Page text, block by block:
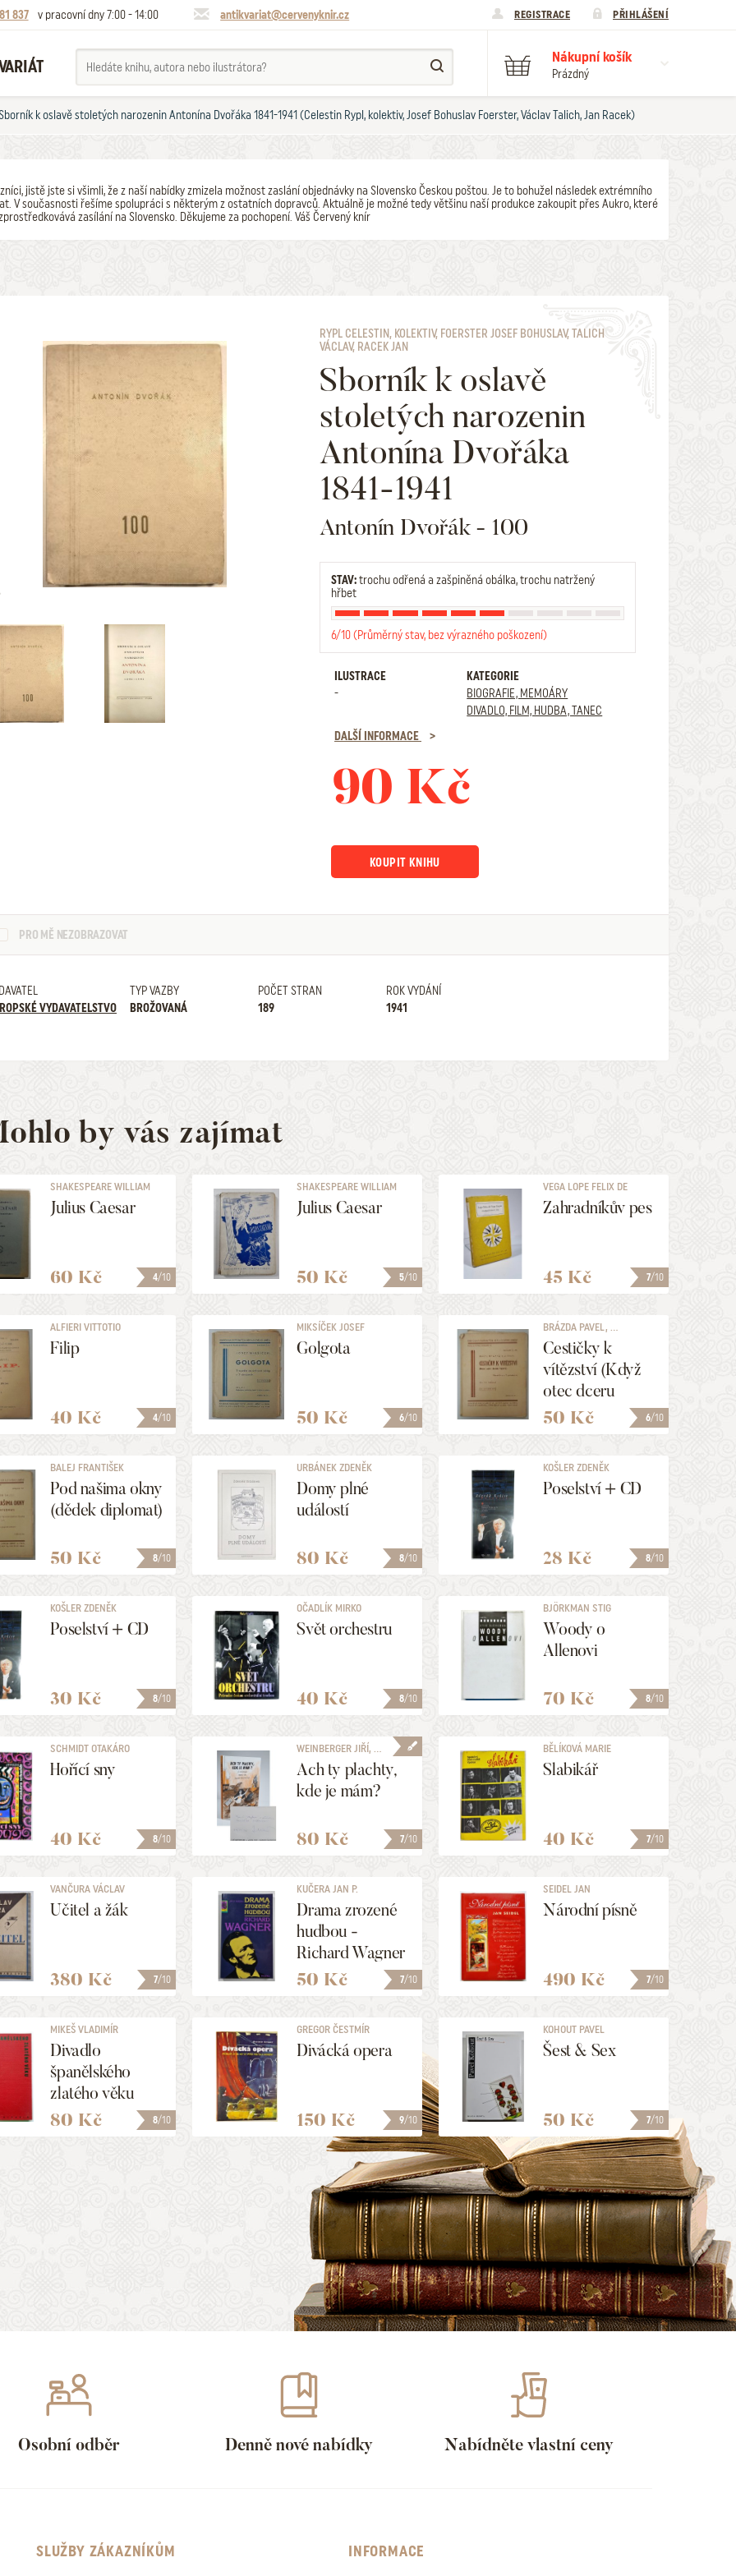
837 v pracovní dny 7:00 - 14:00 antikvariat@cervenyknir.cz REGISTRACE PŘIHLÁŠENÍ
Nákupní košík
Prázdný
k oslavě stoletých narozenin Antonína Dvořáka 1841-1941 (Celestin Rypl, kolektiv, Josef Bohuslav Foerster, Václav Talich, Jan Racek)
jistě jste si všimli, že z naší nabídky zmizela možnost zaslání objednávky na Slovensko Českou poštou. Je to bohužel následek extrémního
V současnosti řešíme spolupráci s některým z ostatních dopravců. Aktuálně je možné tedy většinu naší produkce zakoupit přes Aukro, které
zasílání na Slovensko. Děkujeme za pochopení. Váš Červený knír
RYPL CELESTIN, KOLEKTIV, FOERSTER JOSEF BOHUSLAV, TALICH
VÁCLAV, RACEK JAN
Sborník k oslavě
stoletých narozenin
Antonína Dvořáka
1841-1941
Antonín Dvořák - 100
STAV:trochu odřená a zašpiněná obálka, trochu natržený
hřbet
6/10 (Průměrný stav, bez výrazného poškození)
ILUSTRACE
-
KATEGORIE
BIOGRAFIE, MEMOÁRY
DIVADLO, FILM, HUDBA, TANEC
DALŠÍ INFORMACE
90 Kč
KOUPIT KNIHU
PRO MĚ NEZOBRAZOVAT
VYDAVATELSTVO
TYP VAZBY
BROŽOVANÁ
POČET STRAN
189
ROK VYDÁNÍ
1941
by vás zajímat
4/10
SHAKESPEARE WILLIAM
Julius Caesar
60 Kč 5/10
SHAKESPEARE WILLIAM
Julius Caesar
50 Kč 7/10
VEGA LOPE FELIX DE
Zahradníkův pes
45 Kč
4/10
ALFIERI VITTOTIO
Filip
40 Kč 6/10
MIKSÍČEK JOSEF
Golgota
50 Kč 6/10
BRÁZDA PAVEL, ...
Cestičky k
vítězství (Když
otec dceru
vdává)
50 Kč
8/10
BALEJ FRANTIŠEK
Pod našima okny
(dědek diplomat)
50 Kč 8/10
URBÁNEK ZDENĚK
Domy plné
událostí
80 Kč 8/10
KOŠLER ZDENĚK
Poselství + CD
28 Kč
8/10
KOŠLER ZDENĚK
Poselství + CD
30 Kč 8/10
OČADLÍK MIRKO
Svět orchestru
40 Kč 8/10
BJÖRKMAN STIG
Woody o
Allenovi
70 Kč
8/10
SCHMIDT OTAKÁRO
Hořící sny
40 Kč 7/10
WEINBERGER JIŘÍ, ...
Ach ty plachty,
kde je mám?
80 Kč 7/10
BĚLÍKOVÁ MARIE
Slabikář
40 Kč
7/10
VANČURA VÁCLAV
Učitel a žák
380 Kč 7/10
KUČERA JAN P.
Drama zrozené
hudbou -
Richard Wagner
50 Kč 7/10
SEIDEL JAN
Národní písně
490 Kč
8/10
MIKEŠ VLADIMÍR
Divadlo
španělského
zlatého věku
80 Kč 9/10
GREGOR ČESTMÍR
Divácká opera
150 Kč 7/10
KOHOUT PAVEL
Šest & Sex
50 Kč
Osobní odběr Denně nové nabídky Nabídněte vlastní ceny
SLUŽBY ZÁKAZNÍKŮM INFORMACE